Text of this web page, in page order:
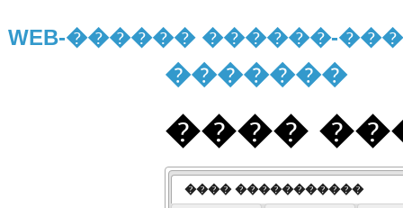
WEB-������ ������-
�������
����
���� �����������